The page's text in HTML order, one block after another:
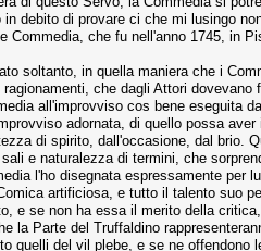
debito di provare ci che mi lusingo
che fu nell'anno 1745, in
soltanto, in quella maniera che i
che dagli Attori dovevano
all'improvviso cos bene eseguita
adornata, di quello possa
di spirito, dall'occasione, dal brio.
e naturalezza di termini, che
l'ho disegnata espressamente per
artificiosa, e tutto il talento suo
e se non ha essa il merito della
la Parte del Truffaldino
quelli del vil plebe, e se ne offendono